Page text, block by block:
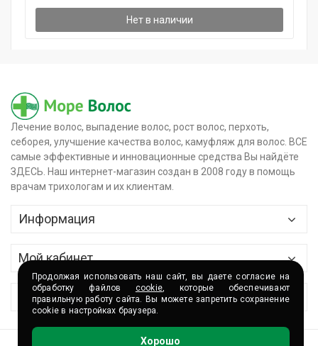
Нет в наличии
Лечение волос, выпадение волос, рост волос, перхоть,
себорея, улучшение качества волос, камуфляж для волос. ВСЕ
самые эффективные и инновационные средства Вы найдёте
ЗДЕСЬ. Наш интернет-магазин создан в 2008 году в помощь
врачам трихологам и их клиентам.
Информация
О магазине
Доставка и оплата
Партнёры и сотрудничество
Мой кабинет
Контактные данные
История заказов
Сервис
Сертификаты
Продолжая использовать наш сайт, вы даете согласие на
обработку файлов cookie, которые обеспечивают
правильную работу сайта. Вы можете запретить сохранение
cookie в настройках браузера.
Хорошо